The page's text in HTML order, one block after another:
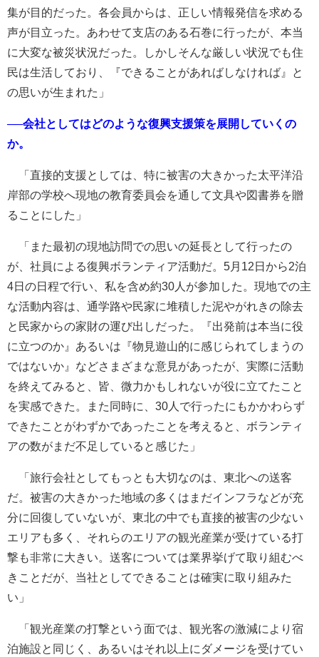
集が目的だった。各会員からは、正しい情報発信を求める
声が目立った。あわせて支店のある石巻に行ったが、本当
に大変な被災状況だった。しかしそんな厳しい状況でも住
民は生活しており、『できることがあればしなければ』と
の思いが生まれた」
──会社としてはどのような復興支援策を展開していくの
か。
「直接的支援としては、特に被害の大きかった太平洋沿
岸部の学校へ現地の教育委員会を通して文具や図書券を贈
ることにした」
「また最初の現地訪問での思いの延長として行ったの
が、社員による復興ボランティア活動だ。5月12日から2泊
4日の日程で行い、私を含め約30人が参加した。現地での主
な活動内容は、通学路や民家に堆積した泥やがれきの除去
と民家からの家財の運び出しだった。『出発前は本当に役
に立つのか』あるいは『物見遊山的に感じられてしまうの
ではないか』などさまざまな意見があったが、実際に活動
を終えてみると、皆、微力かもしれないが役に立てたこと
を実感できた。また同時に、30人で行ったにもかかわらず
できたことがわずかであったことを考えると、ボランティ
アの数がまだ不足していると感じた」
「旅行会社としてもっとも大切なのは、東北への送客
だ。被害の大きかった地域の多くはまだインフラなどが充
分に回復していないが、東北の中でも直接的被害の少ない
エリアも多く、それらのエリアの観光産業が受けている打
撃も非常に大きい。送客については業界挙げて取り組むべ
きことだが、当社としてできることは確実に取り組みた
い」
「観光産業の打撃という面では、観光客の激減により宿
泊施設と同じく、あるいはそれ以上にダメージを受けてい